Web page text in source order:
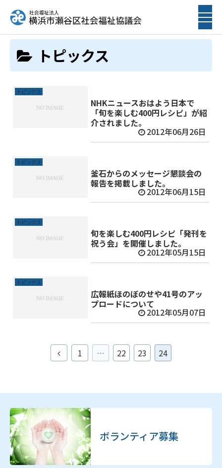
ホーム トピックス
トピックス
トピックス
NHKニュースおはよう日本で
「旬を楽しむ400円レシピ」が紹
介されました。
2012年06月26日
トピックス
釜石からのメッセージ懇談会の
報告を掲載しました。
2012年06月15日
トピックス
旬を楽しむ400円レシピ「発刊を
祝う会」を開催しました。
2012年05月15日
トピックス
広報紙ほのぼのせや41号のアッ
プロードについて
2012年05月07日
前
1 … 22 23 24
ボランティア募集